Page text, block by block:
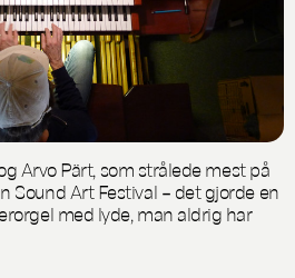
Arvo Pärt, som strålede mest på
Sound Art Festival – det gjorde en
med lyde, man aldrig har